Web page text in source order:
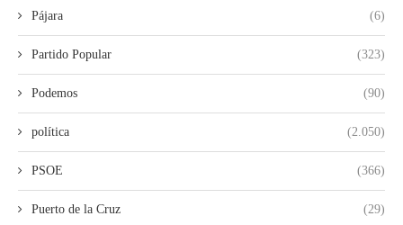
Pájara (6)
Partido Popular (323)
Podemos (90)
política (2.050)
PSOE (366)
Puerto de la Cruz (29)